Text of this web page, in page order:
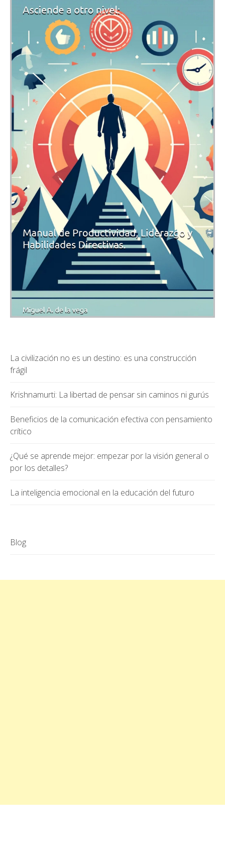
La civilización no es un destino: es una construcción
frágil
Krishnamurti: La libertad de pensar sin caminos ni gurús
Beneficios de la comunicación efectiva con pensamiento
crítico
¿Qué se aprende mejor: empezar por la visión general o
por los detalles?
La inteligencia emocional en la educación del futuro
Blog